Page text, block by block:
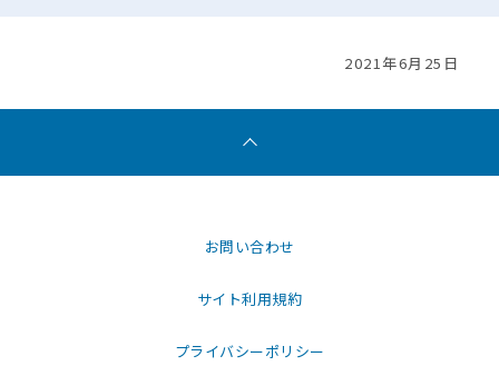
2021年6月25日
お問い合わせ
サイト利用規約
プライバシーポリシー